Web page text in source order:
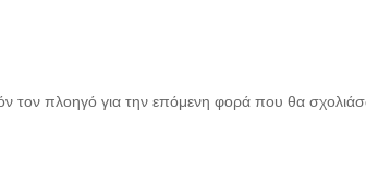
τον πλοηγό για την επόμενη φορά που θα